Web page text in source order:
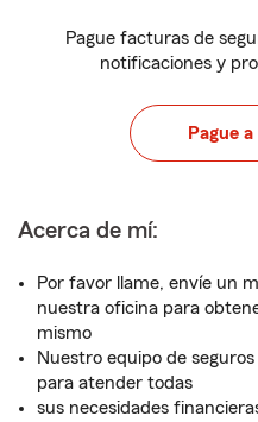
Pague facturas de
notificaciones y
Pague
Acerca de mí:
Por favor llame, envíe un
nuestra oficina para
mismo
Nuestro equipo de
para atender todas
sus necesidades